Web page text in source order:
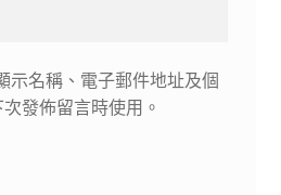
示名稱、電子郵件地址及個
發佈留言時使用。